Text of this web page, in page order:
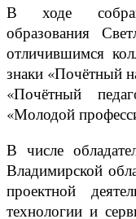
В ходе
образования
отличившимся
знаки «Почётный
«Почётный
«Молодой
В числе
Владимирской
проектной
технологии и